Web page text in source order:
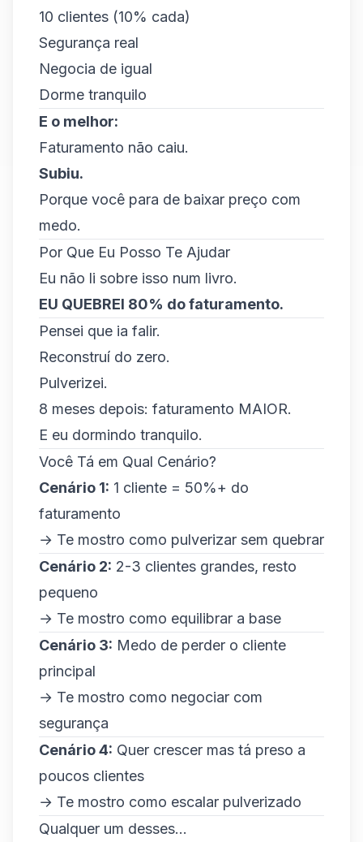
10 clientes (10% cada)
Segurança real
Negocia de igual
Dorme tranquilo
E o melhor:
Faturamento não caiu.
Subiu.
Porque você para de baixar preço com
medo.
Por Que Eu Posso Te Ajudar
Eu não li sobre isso num livro.
EU QUEBREI 80% do faturamento.
Pensei que ia falir.
Reconstruí do zero.
Pulverizei.
8 meses depois: faturamento MAIOR.
E eu dormindo tranquilo.
Você Tá em Qual Cenário?
Cenário 1: 1 cliente = 50%+ do
faturamento
→ Te mostro como pulverizar sem quebrar
Cenário 2: 2-3 clientes grandes, resto
pequeno
→ Te mostro como equilibrar a base
Cenário 3: Medo de perder o cliente
principal
→ Te mostro como negociar com
segurança
Cenário 4: Quer crescer mas tá preso a
poucos clientes
→ Te mostro como escalar pulverizado
Qualquer um desses...